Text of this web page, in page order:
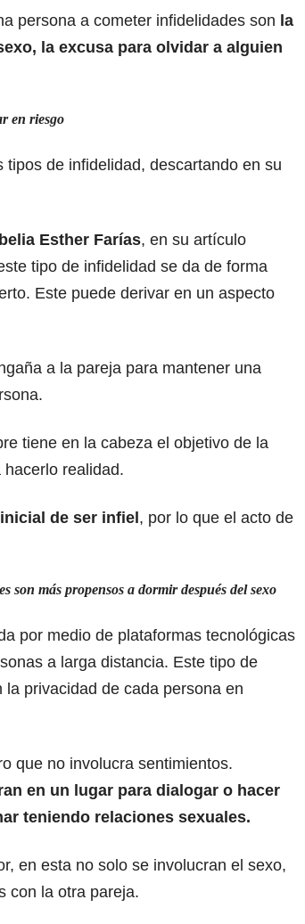
persona a cometer infidelidades son la
la excusa para olvidar a alguien
en riesgo
de infidelidad, descartando en su
Esther Farías, en su artículo
tipo de infidelidad se da de forma
Este puede derivar en un aspecto
a la pareja para mantener una
tiene en la cabeza el objetivo de la
realidad.
de ser infiel, por lo que el acto de
son más propensos a dormir después del sexo
por medio de plataformas tecnológicas
a larga distancia. Este tipo de
privacidad de cada persona en
que no involucra sentimientos.
en un lugar para dialogar o hacer
teniendo relaciones sexuales.
en esta no solo se involucran el sexo,
con la otra pareja.